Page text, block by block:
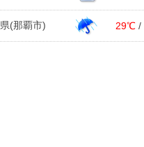
(那覇市) 29℃ /